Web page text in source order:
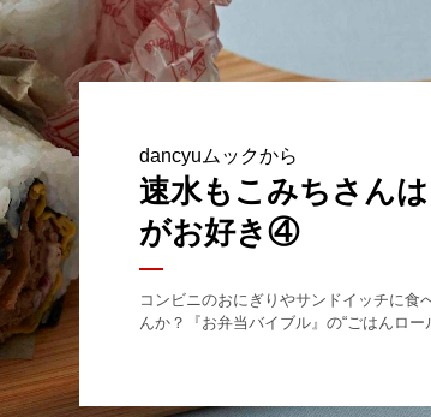
dancyuムックから
速水もこみちさん
がお好き④
コンビニのおにぎりやサンドイッチに食
んか？『お弁当バイブル』の“ごはんロー